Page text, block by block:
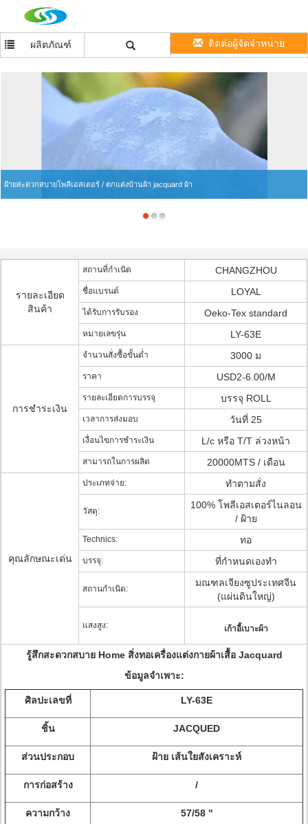
ผลิตภัณฑ์ ติดต่อผู้จัดจำหน่าย
ฝ้ายสะดวกสบายโพลีเอสเตอร์ / ตกแต่งบ้านผ้า jacquard ผ้า
รายละเอียด
สินค้า
สถานที่กำเนิด CHANGZHOU
ชื่อแบรนด์ LOYAL
ได้รับการรับรอง Oeko-Tex standard
หมายเลขรุ่น LY-63E
การชำระเงิน
จำนวนสั่งซื้อขั้นต่ำ 3000 ม
ราคา USD2-6.00/M
รายละเอียดการบรรจุ บรรจุ ROLL
เวลาการส่งมอบ วันที่ 25
เงื่อนไขการชำระเงิน L/c หรือ T/T ล่วงหน้า
สามารถในการผลิต 20000MTS / เดือน
คุณลักษณะเด่น
ประเภทจ่าย: ทำตามสั่ง
วัสดุ:
100% โพลีเอสเตอร์ไนลอน
/ ฝ้าย
Technics: ทอ
บรรจุ: ที่กำหนดเองทำ
สถานกำเนิด:
มณฑลเจียงซูประเทศจีน
(แผ่นดินใหญ่)
แสงสูง: เก้าอี้เบาะผ้า
รู้สึกสะดวกสบาย Home สิ่งทอเครื่องแต่งกายผ้าเสื้อ Jacquard
ข้อมูลจำเพาะ:
ศิลปะเลขที่ LY-63E
ชิ้น JACQUED
ส่วนประกอบ ฝ้าย เส้นใยสังเคราะห์
การก่อสร้าง /
ความกว้าง 57/58 "